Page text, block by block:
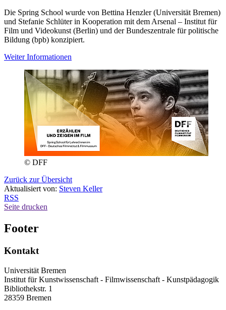
Die Spring School wurde von Bettina Henzler (Universität Bremen)
und Stefanie Schlüter in Kooperation mit dem Arsenal – Institut für
Film und Videokunst (Berlin) und der Bundeszentrale für politische
Bildung (bpb) konzipiert.
Weiter Informationen
© DFF
Zurück zur Übersicht
Aktualisiert von: Steven Keller
RSS
Seite drucken
Footer
Kontakt
Universität Bremen
Institut für Kunstwissenschaft - Filmwissenschaft - Kunstpädagogik
Bibliothekstr. 1
28359 Bremen